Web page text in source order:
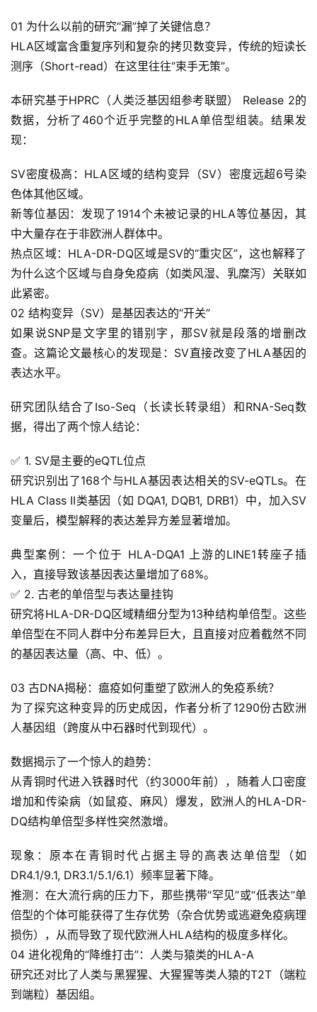
A
实
干
群
运
营
记
经
验
程
软
件
用
服
务
项
目
A
I
登录 注册
01 为什么以前的研究“漏”掉了关键信息？
HLA区域富含重复序列和复杂的拷贝数变异，传统的短读长
测序（Short-read）在这里往往“束手无策”。
本研究基于HPRC（人类泛基因组参考联盟） Release 2的
数据，分析了460个近乎完整的HLA单倍型组装。结果发
现：
SV密度极高：HLA区域的结构变异（SV）密度远超6号染
色体其他区域。
新等位基因：发现了1914个未被记录的HLA等位基因，其
中大量存在于非欧洲人群体中。
热点区域：HLA-DR-DQ区域是SV的“重灾区”，这也解释了
为什么这个区域与自身免疫病（如类风湿、乳糜泻）关联如
此紧密。
02 结构变异（SV）是基因表达的“开关”
如果说SNP是文字里的错别字，那SV就是段落的增删改
查。这篇论文最核心的发现是：SV直接改变了HLA基因的
表达水平。
研究团队结合了Iso-Seq（长读长转录组）和RNA-Seq数
据，得出了两个惊人结论：
✅ 1. SV是主要的eQTL位点
研究识别出了168个与HLA基因表达相关的SV-eQTLs。在
HLA Class II类基因（如 DQA1, DQB1, DRB1）中，加入SV
变量后，模型解释的表达差异方差显著增加。
典型案例：一个位于 HLA-DQA1 上游的LINE1转座子插
入，直接导致该基因表达量增加了68%。
✅ 2. 古老的单倍型与表达量挂钩
研究将HLA-DR-DQ区域精细分型为13种结构单倍型。这些
单倍型在不同人群中分布差异巨大，且直接对应着截然不同
的基因表达量（高、中、低）。
03 古DNA揭秘：瘟疫如何重塑了欧洲人的免疫系统？
为了探究这种变异的历史成因，作者分析了1290份古欧洲
人基因组（跨度从中石器时代到现代）。
数据揭示了一个惊人的趋势：
从青铜时代进入铁器时代（约3000年前），随着人口密度
增加和传染病（如鼠疫、麻风）爆发，欧洲人的HLA-DR-
DQ结构单倍型多样性突然激增。
现象：原本在青铜时代占据主导的高表达单倍型（如
DR4.1/9.1, DR3.1/5.1/6.1）频率显著下降。
推测：在大流行病的压力下，那些携带“罕见”或“低表达”单
倍型的个体可能获得了生存优势（杂合优势或逃避免疫病理
损伤），从而导致了现代欧洲人HLA结构的极度多样化。
04 进化视角的“降维打击”：人类与猿类的HLA-A
研究还对比了人类与黑猩猩、大猩猩等类人猿的T2T（端粒
到端粒）基因组。